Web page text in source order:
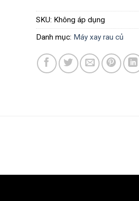
SKU: Không áp dụng
Danh mục: Máy xay rau củ